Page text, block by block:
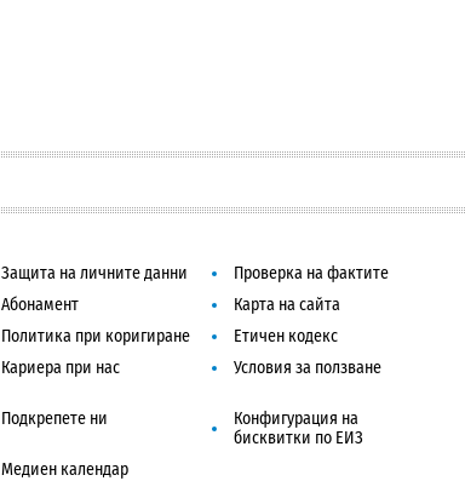
Защита на личните данни
Проверка на фактите
Абонамент
Карта на сайта
Политика при коригиране
Етичен кодекс
Кариера при нас Условия за ползване
Подкрепете ни
Конфигурация на
бисквитки по ЕИЗ
Медиен календар